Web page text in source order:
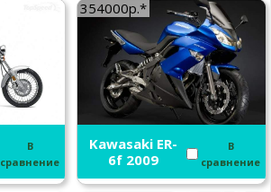
В
сравнение
354000р.*
Kawasaki ER-
6f 2009
В
сравнение